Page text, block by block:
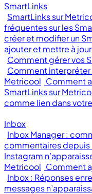
SmartLinks
SmartLinks sur
fréquentes sur les
créer et modifier un
ajouter et mettre à
Comment gérer vos
Comment interpréter
Metricool Comment
SmartLinks sur
comme lien dans
Inbox
Inbox Manager :
commentaires depuis
Instagram
Metricool Comment
Inbox : Réponses
messages